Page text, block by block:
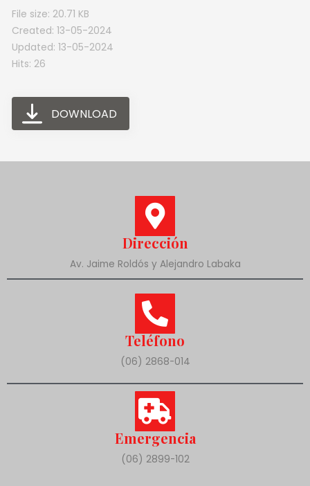
File size: 20.71 KB
Created: 13-05-2024
Updated: 13-05-2024
Hits: 26
DOWNLOAD
Dirección
Av. Jaime Roldós y Alejandro Labaka
Teléfono
(06) 2868-014
Emergencia
(06) 2899-102